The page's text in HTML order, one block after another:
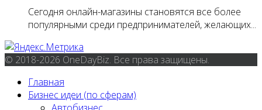
Сегодня онлайн-магазины становятся все более
популярными среди предпринимателей, желающих...
© 2018-2026 OneDayBiz. Все права защищены.
Главная
Бизнес идеи (по сферам)